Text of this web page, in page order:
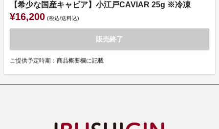
【希少な国産キャビア】小江戸CAVIAR 25g ※冷凍
¥16,200 (税込/送料込)
販売終了
ご提供予定時期：商品概要欄に記載